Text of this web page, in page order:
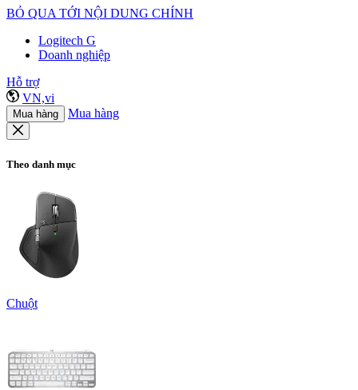
BỎ QUA TỚI NỘI DUNG CHÍNH
Logitech G
Doanh nghiệp
Hỗ trợ
VN,vi
Mua hàng Mua hàng
Theo danh mục
Chuột